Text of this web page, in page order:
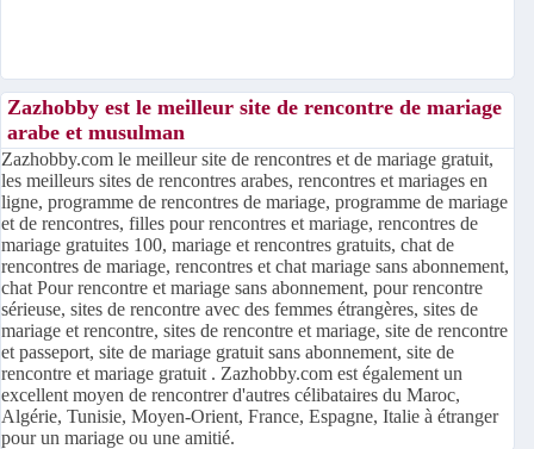
Zazhobby est le meilleur site de rencontre de mariage
arabe et musulman
Zazhobby.com le meilleur site de rencontres et de mariage gratuit,
les meilleurs sites de rencontres arabes, rencontres et mariages en
ligne, programme de rencontres de mariage, programme de mariage
et de rencontres, filles pour rencontres et mariage, rencontres de
mariage gratuites 100, mariage et rencontres gratuits, chat de
rencontres de mariage, rencontres et chat mariage sans abonnement,
chat Pour rencontre et mariage sans abonnement, pour rencontre
sérieuse, sites de rencontre avec des femmes étrangères, sites de
mariage et rencontre, sites de rencontre et mariage, site de rencontre
et passeport, site de mariage gratuit sans abonnement, site de
rencontre et mariage gratuit . Zazhobby.com est également un
excellent moyen de rencontrer d'autres célibataires du Maroc,
Algérie, Tunisie, Moyen-Orient, France, Espagne, Italie à étranger
pour un mariage ou une amitié.